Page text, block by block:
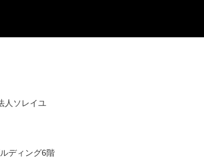
人ソレイユ
ディング6階